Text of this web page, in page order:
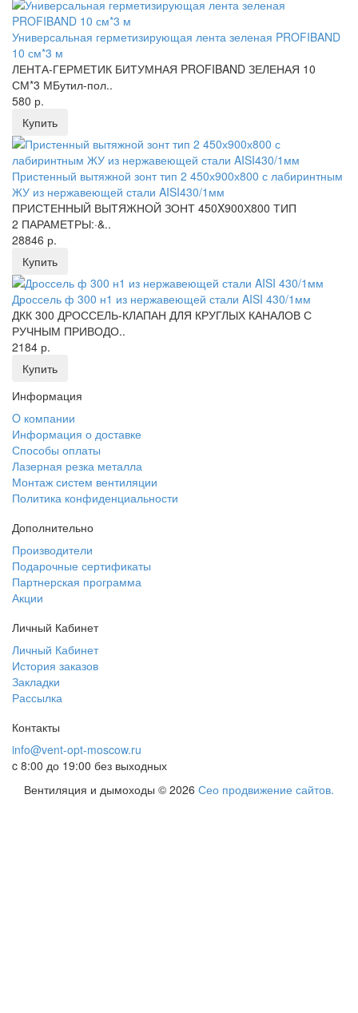
Универсальная герметизирующая лента зеленая PROFIBAND
10 см*3 м
ЛЕНТА-ГЕРМЕТИК БИТУМНАЯ PROFIBAND ЗЕЛЕНАЯ 10
СМ*3 МБутил-пол..
580 р.
Купить
Пристенный вытяжной зонт тип 2 450х900х800 с лабиринтным
ЖУ из нержавеющей стали AISI430/1мм
ПРИСТЕННЫЙ ВЫТЯЖНОЙ ЗОНТ 450X900Х800 ТИП
2 ПАРАМЕТРЫ:·&..
28846 р.
Купить
Дроссель ф 300 н1 из нержавеющей стали AISI 430/1мм
ДКК 300 ДРОССЕЛЬ-КЛАПАН ДЛЯ КРУГЛЫХ КАНАЛОВ С
РУЧНЫМ ПРИВОДО..
2184 р.
Купить
Информация
O компании
Информация о доставке
Способы оплаты
Лазерная резка металла
Монтаж систем вентиляции
Политика конфиденциальности
Дополнительно
Производители
Подарочные сертификаты
Партнерская программа
Акции
Личный Кабинет
Личный Кабинет
История заказов
Закладки
Рассылка
Контакты
info@vent-opt-moscow.ru
c 8:00 до 19:00 без выходных
Вентиляция и дымоходы © 2026 Сео продвижение сайтов.